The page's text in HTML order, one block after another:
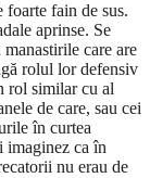
foarte fain de sus.
aprinse. Se
care are
rolul lor defensiv
rol similar cu al
de care, sau cei
în curtea
imaginez ca în
nu erau de